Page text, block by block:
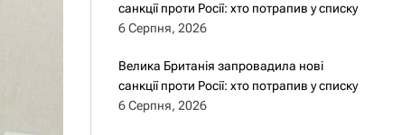
санкції проти Росії: хто потрапив у списку
6 Серпня, 2026
Велика Британія запровадила нові
санкції проти Росії: хто потрапив у списку
6 Серпня, 2026